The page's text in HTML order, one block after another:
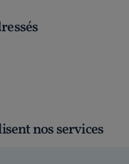
nos services